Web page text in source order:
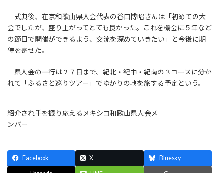
式典後、在京和歌山県人会代表の谷口博昭さんは「初めての大
会でしたが、盛り上がってとても良かった。これを機会に５年など
の節目で開催ができるよう、交流を深めていきたい」と今後に期
待を寄せた。
県人会の一行は２７日まで、紀北・紀中・紀南の３コースに分か
れて「ふるさと巡りツアー」でゆかりの地を旅する予定という。
紹介され手を振り応えるメキシコ和歌山県人会メ
ンバー
Facebook X Bluesky